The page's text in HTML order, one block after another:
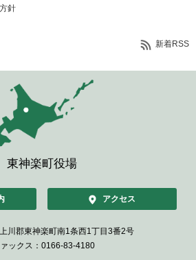
針
新着RSS
東神楽町役場
アクセス
川郡東神楽町南1条西1丁目3番2号
ックス：0166-83-4180